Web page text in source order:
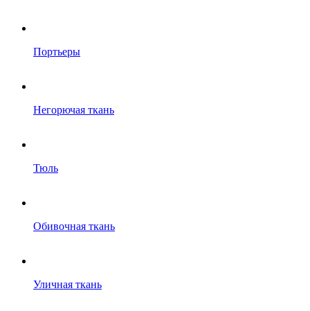
Портьеры
Негорючая ткань
Тюль
Обивочная ткань
Уличная ткань